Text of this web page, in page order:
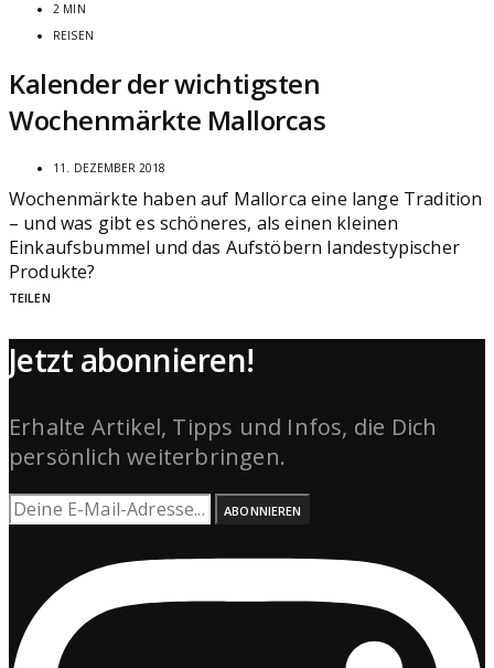
2 MIN
REISEN
Kalender der wichtigsten
Wochenmärkte Mallorcas
11. DEZEMBER 2018
Wochenmärkte haben auf Mallorca eine lange Tradition
– und was gibt es schöneres, als einen kleinen
Einkaufsbummel und das Aufstöbern landestypischer
Produkte?
TEILEN
Jetzt abonnieren!
Erhalte Artikel, Tipps und Infos, die Dich
persönlich weiterbringen.
ABONNIEREN